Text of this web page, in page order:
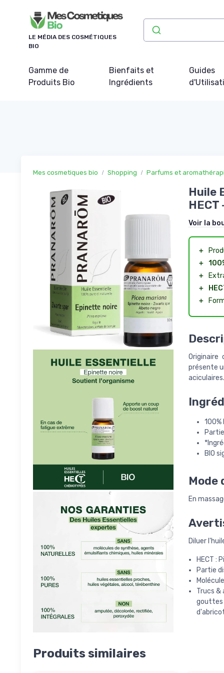
LE MÉDIA DES COSMÉTIQUES
BIO
Gamme de
Produits Bio
Bienfaits et
Ingrédients
Guides
Mes cosmetiques bio Shopping Parfums et
Huile
HECT
Voir la
＋
＋
＋
＋
＋
présente
BIO
Mode
En
Diluer
HECT :
Partie
Trucs &
gouttes
Produits similaires